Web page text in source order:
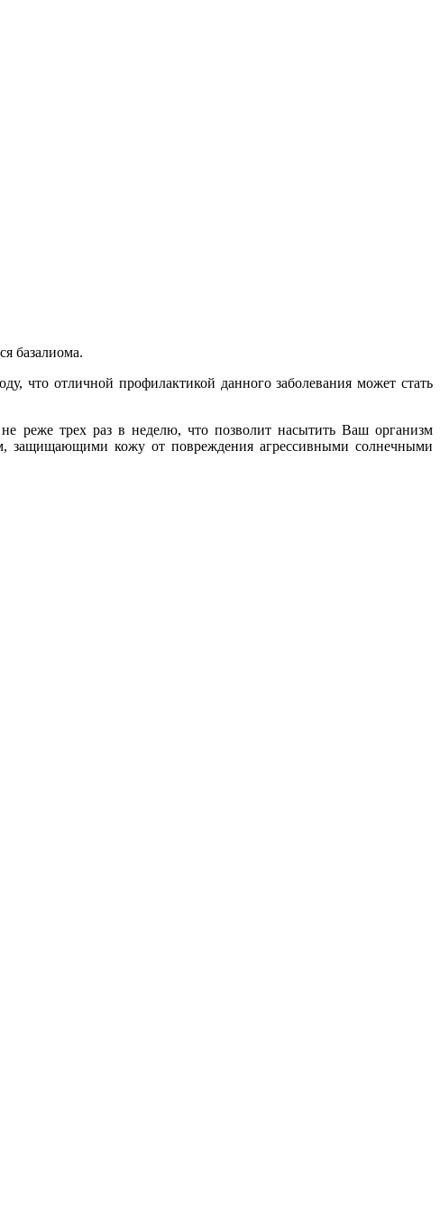
базалиома.
что отличной профилактикой данного заболевания может стать
реже трех раз в неделю, что позволит насытить Ваш организм
кожу от повреждения агрессивными солнечными